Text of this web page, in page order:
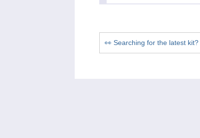
👀 Searching for the latest kit?